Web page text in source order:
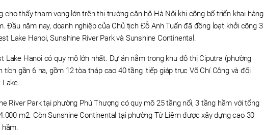
cho thấy tham vọng lớn trên thị trường căn hộ Hà Nội khi công bố triển khai hàng
Đầu năm nay, doanh nghiệp của Chủ tịch Đỗ Anh Tuấn đã đồng loạt khởi công 3
Lake Hanoi, Sunshine River Park và Sunshine Continental.
Lake Hanoi có quy mô lớn nhất. Dự án nằm trong khu đô thị Ciputra (phường
tích gần 6 ha, gồm 12 tòa tháp cao 40 tầng, tiếp giáp trục Võ Chí Công và đối
River Park tại phường Phú Thượng có quy mô 25 tầng nổi, 3 tầng hầm với tổng
m2. Còn Sunshine Continental tại phường Từ Liêm được xây dựng cao 30
hầm.